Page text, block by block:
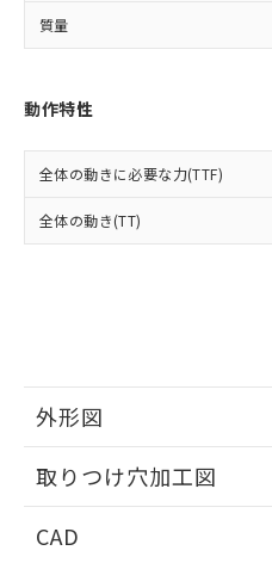
質量
動作特性
全体の動きに必要な力(TTF)
全体の動き(TT)
外形図
取りつけ穴加工図
CAD
ビス）をご利用
メンバーズにご
および当社の共
品・サービスに
をご了承ください
※当社の共同利
月が前後することが
下記の非含有証明書
とができます。
EU RoHS指令（10物
物質の対応では、対
荷製品に未対応品が混
既に当社にて対応品
していることから、特
り、2022年1月12日
質が外部に漏えいし
及ぼさない年数を意
法に輸出するお
り引きをいたし
情報を公開